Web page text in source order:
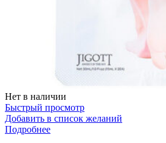
Нет в наличии
Быстрый просмотр
Добавить в список желаний
Подробнее